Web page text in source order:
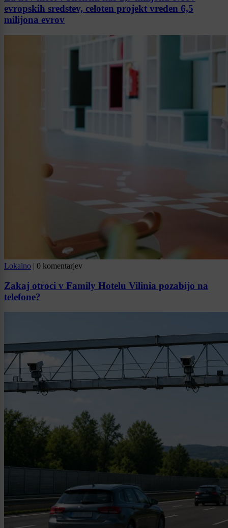
evropskih sredstev, celoten projekt vreden 6,5
milijona evrov
Lokalno | 0 komentarjev
Zakaj otroci v Family Hotelu Vilinia pozabijo na
telefone?